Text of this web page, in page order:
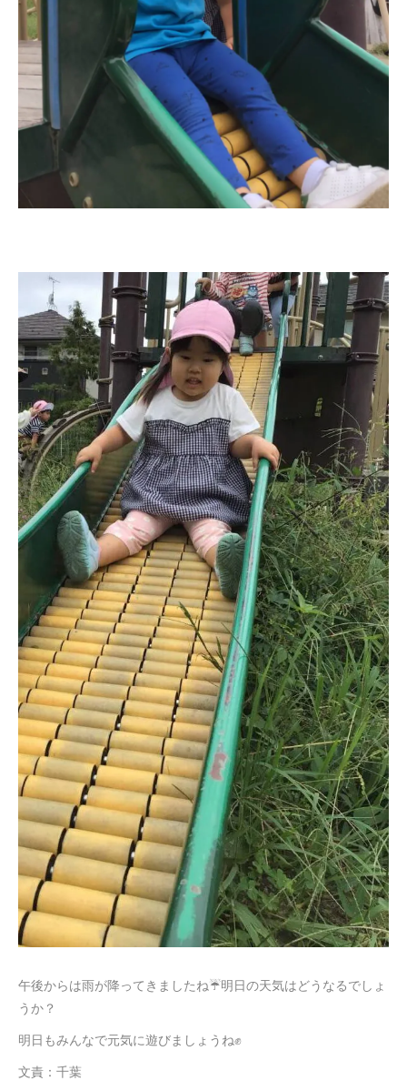
午後からは雨が降ってきましたね☔明日の天気はどうなるでしょ
うか？
明日もみんなで元気に遊びましょうね✊
文責：千葉